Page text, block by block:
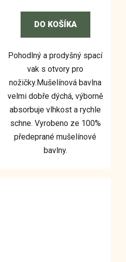
DO KOŠÍKA
Pohodlný a prodyšný spací
vak s otvory pro
nožičky.Mušelínová bavlna
velmi dobře dýchá, výborně
absorbuje vlhkost a rychle
schne. Vyrobeno ze 100%
předeprané mušelínové
bavlny.